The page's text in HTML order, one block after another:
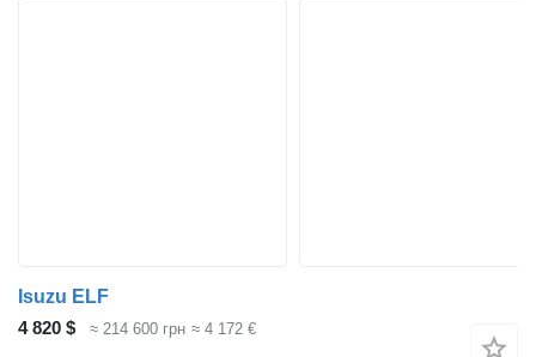
Isuzu ELF
4 820 $
≈ 214 600 грн ≈ 4 172 €